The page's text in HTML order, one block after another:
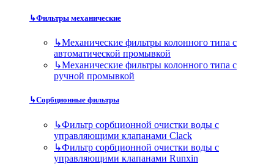
↳Фильтры механические
↳Механические фильтры колонного типа с
автоматической промывкой
↳Механические фильтры колонного типа с
ручной промывкой
↳Сорбционные фильтры
↳Фильтр сорбционной очистки воды с
управляющими клапанами Clack
↳Фильтр сорбционной очистки воды с
управляющими клапанами Runxin